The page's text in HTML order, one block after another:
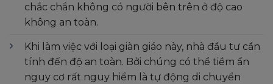
chắc chắn không có người bên trên ở độ cao
không an toàn.
Khi làm việc với loại giàn giáo này, nhà đầu tư cần
tính đến độ an toàn. Bởi chúng có thể tiềm ẩn
nguy cơ rất nguy hiểm là tự động di chuyển